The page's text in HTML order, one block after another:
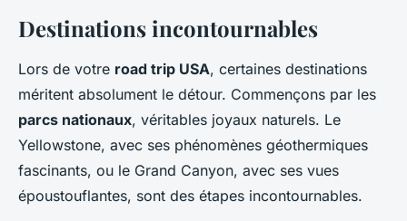
Destinations incontournables
Lors de votre road trip USA, certaines destinations
méritent absolument le détour. Commençons par les
parcs nationaux, véritables joyaux naturels. Le
Yellowstone, avec ses phénomènes géothermiques
fascinants, ou le Grand Canyon, avec ses vues
époustouflantes, sont des étapes incontournables.